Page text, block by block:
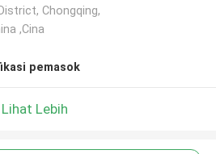
Chongqing,
,Cina
pemasok
Lihat Lebih